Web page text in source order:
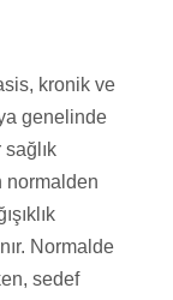
kronik ve
genelinde
normalden
Normalde
sedef